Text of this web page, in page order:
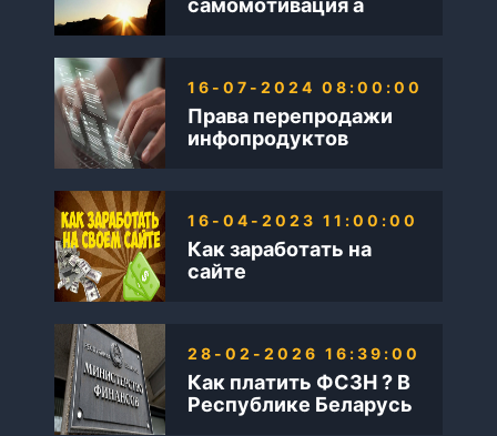
самомотивация а
Права перепродажи
инфопродуктов
16-07-2024 08:00:00
Как заработать на
сайте
16-04-2023 11:00:00
Как платить ФСЗН ? В
Республике Беларусь
28-02-2026 16:39:00